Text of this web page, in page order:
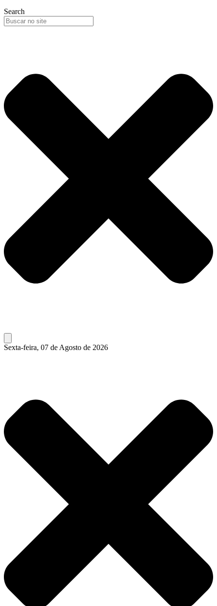
Search
Sexta-feira, 07 de Agosto de 2026